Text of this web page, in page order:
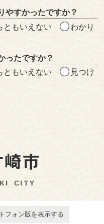
やすかったですか？
ともいえない
わかり
ったですか？
ともいえない
見つけ
フォン版を表示する